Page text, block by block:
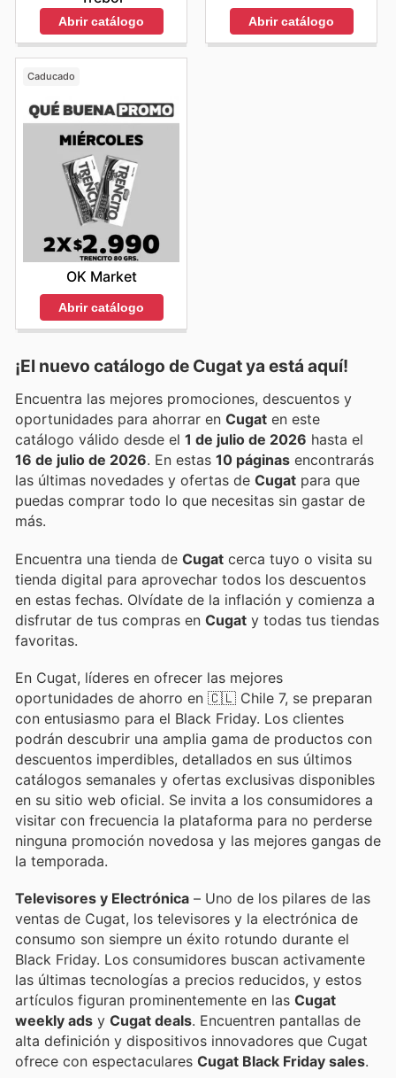
Abrir catálogo Abrir catálogo
Caducado
OK Market
Abrir catálogo
¡El nuevo catálogo de Cugatya está aquí!
Encuentra las mejores promociones, descuentos y
oportunidades para ahorrar en Cugat en este
catálogo válido desde el 1 de julio de 2026 hasta el
16 de julio de 2026 . En estas 10 páginas encontrarás
las últimas novedades y ofertas de Cugat para que
puedas comprar todo lo que necesitas sin gastar de
más.
Encuentra una tienda de Cugat cerca tuyo o visita su
tienda digital para aprovechar todos los descuentos
en estas fechas. Olvídate de la inflación y comienza a
disfrutar de tus compras en Cugat y todas tus tiendas
favoritas.
En Cugat, líderes en ofrecer las mejores
oportunidades de ahorro en 🇨🇱 Chile 7, se preparan
con entusiasmo para el Black Friday. Los clientes
podrán descubrir una amplia gama de productos con
descuentos imperdibles, detallados en sus últimos
catálogos semanales y ofertas exclusivas disponibles
en su sitio web oficial. Se invita a los consumidores a
visitar con frecuencia la plataforma para no perderse
ninguna promoción novedosa y las mejores gangas de
la temporada.
Televisores y Electrónica – Uno de los pilares de las
ventas de Cugat, los televisores y la electrónica de
consumo son siempre un éxito rotundo durante el
Black Friday. Los consumidores buscan activamente
las últimas tecnologías a precios reducidos, y estos
artículos figuran prominentemente en las Cugat
weekly ads y Cugat deals. Encuentren pantallas de
alta definición y dispositivos innovadores que Cugat
ofrece con espectaculares Cugat Black Friday sales.